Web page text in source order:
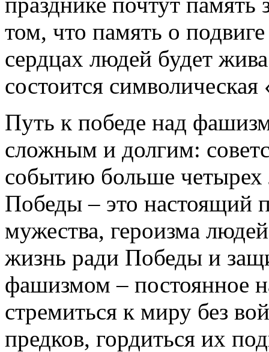
том, что память о
сердцах людей будет
состоится
Путь к победе над
сложным и долгим:
событию больше четырех
Победы – это настоящий
мужества, героизма
жизнь ради Победы и
фашизмом – постоянное
стремиться к миру без
предков, гордиться их